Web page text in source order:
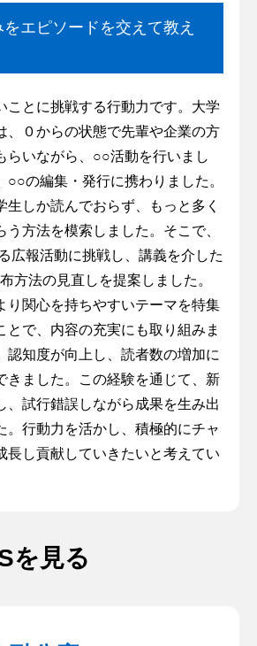
エピソードを交えて教え
ことに挑戦する行動力です。大学
、０からの状態で先輩や企業の方
らいながら、○○活動を行いまし
○○の編集・発行に携わりました。
生しか読んでおらず、もっと多く
う方法を模索しました。そこで、
広報活動に挑戦し、講義を介した
方法の見直しを提案しました。
り関心を持ちやすいテーマを特集
とで、内容の充実にも取り組みま
認知度が向上し、読者数の増加に
きました。この経験を通じて、新
、試行錯誤しながら成果を生み出
。行動力を活かし、積極的にチャ
長し貢献していきたいと考えてい
を見る